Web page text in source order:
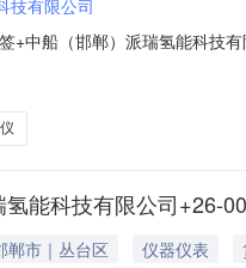
技有限公司
+中船（邯郸）派瑞氢能科技
（附加费包括运费、包装费、
能科技有限公司+26-
郸市｜丛台区 仪器仪表